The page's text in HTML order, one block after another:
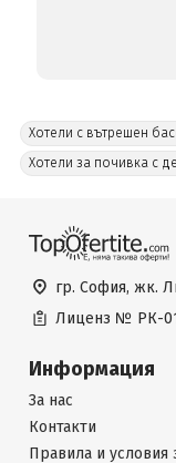
Хотели с вътрешен
Хотели за почивка с
гр. София, жк.
Лиценз № РК-
Информация
За нас
Контакти
Правила и условия